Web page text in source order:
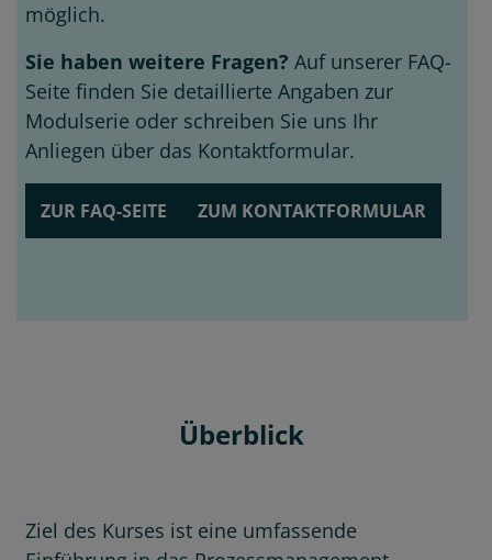
möglich.
Sie haben weitere Fragen? Auf unserer FAQ-
Seite finden Sie detaillierte Angaben zur
Modulserie oder schreiben Sie uns Ihr
Anliegen über das Kontaktformular.
ZUR FAQ-SEITE ZUM KONTAKTFORMULAR
Überblick
Ziel des Kurses ist eine umfassende